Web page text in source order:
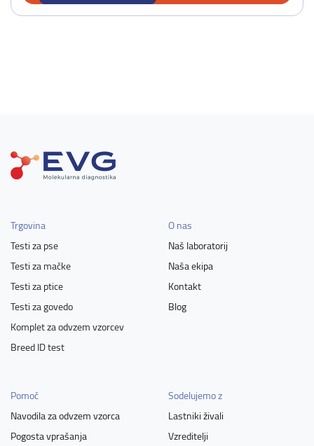
Trgovina
Testi za pse
Testi za mačke
Testi za ptice
Testi za govedo
Komplet za odvzem vzorcev
Breed ID test
O nas
Naš laboratorij
Naša ekipa
Kontakt
Blog
Pomoč
Navodila za odvzem vzorca
Pogosta vprašanja
Sodelujemo z
Lastniki živali
Vzreditelji